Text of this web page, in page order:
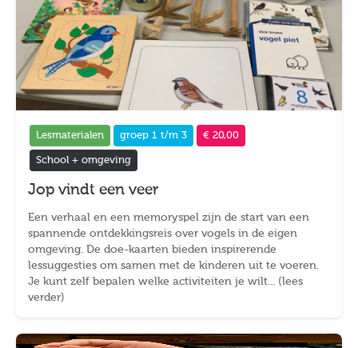
Lesmaterialen groep 1 t/m 3 € 20,00
School + omgeving
Jop vindt een veer
Een verhaal en een memoryspel zijn de start van een
spannende ontdekkingsreis over vogels in de eigen
omgeving. De doe-kaarten bieden inspirerende
lessuggesties om samen met de kinderen uit te voeren.
Je kunt zelf bepalen welke activiteiten je wilt... (lees
verder)